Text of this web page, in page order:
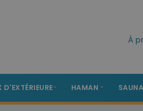
À
D'EXTÉRIEURE HAMAN SAUNA